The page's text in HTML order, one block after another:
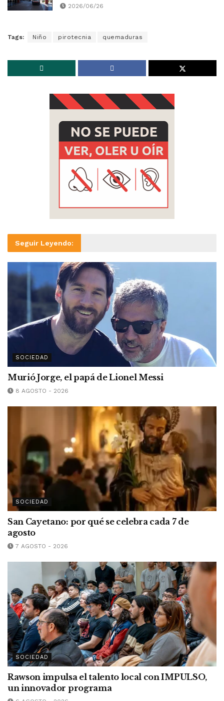
2026/06/26
Tags: Niño pirotecnia quemaduras
Seguir Leyendo:
SOCIEDAD
Murió Jorge, el papá de Lionel Messi
8 AGOSTO - 2026
SOCIEDAD
San Cayetano: por qué se celebra cada 7 de
agosto
7 AGOSTO - 2026
SOCIEDAD
Rawson impulsa el talento local con IMPULSO,
un innovador programa